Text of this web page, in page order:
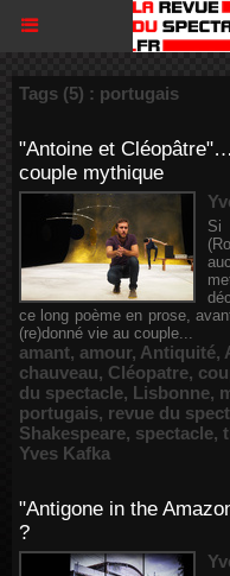
Tags (5) : portugais
"Antoine et
couple mythique
Si
ce long poème en prose,
(re)donné vie au couple...
amant, amour, Antiquité,
chauveau, Cléopatre,
du spectacle, Lisbonne,
portugais, revue du
Shakespeare, spectacle,
Yves Kafka
"Antigone in the
?